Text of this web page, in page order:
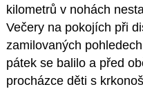
kilometrů v nohách
Večery na pokojích při
zamilovaných
pátek se balilo a před
procházce děti s